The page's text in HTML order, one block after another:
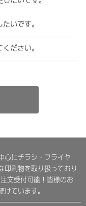
いです。
ださい。
心にチラシ・フライヤ
印刷物を取り扱っており
文受付可能！皆様のお
けています。